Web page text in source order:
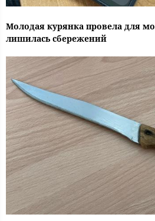
Молодая курянка провела для
лишилась сбережений